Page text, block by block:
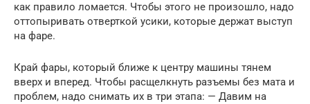
как правило ломается. Чтобы этого не произошло, надо
оттопыривать отверткой усики, которые держат выступ
на фаре.
Край фары, который ближе к центру машины тянем
вверх и вперед. Чтобы расщелкнуть разъемы без мата и
проблем, надо снимать их в три этапа: — Давим на